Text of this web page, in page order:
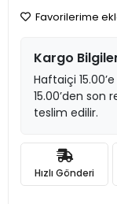
Favorilerime
Kargo
Haftaiçi
15.00’den son
teslim edilir.
Hızlı Gönderi